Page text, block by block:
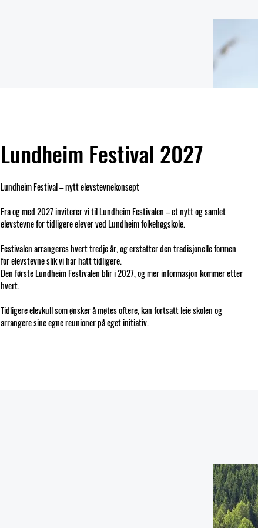
Lundheim Festival 2027
Lundheim Festival – nytt elevstevnekonsept
Fra og med 2027 inviterer vi til Lundheim Festivalen – et nytt og samlet
elevstevne for tidligere elever ved Lundheim folkehøgskole.
Festivalen arrangeres hvert tredje år, og erstatter den tradisjonelle formen
for elevstevne slik vi har hatt tidligere.​
Den første Lundheim Festivalen blir i 2027, og mer informasjon kommer etter
hvert.​
Tidligere elevkull som ønsker å møtes oftere, kan fortsatt leie skolen og
arrangere sine egne reunioner på eget initiativ.